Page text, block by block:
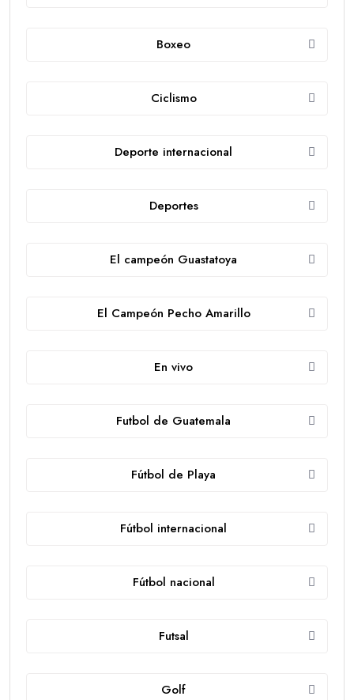
Boxeo
Ciclismo
Deporte internacional
Deportes
El campeón Guastatoya
El Campeón Pecho Amarillo
En vivo
Futbol de Guatemala
Fútbol de Playa
Fútbol internacional
Fútbol nacional
Futsal
Golf